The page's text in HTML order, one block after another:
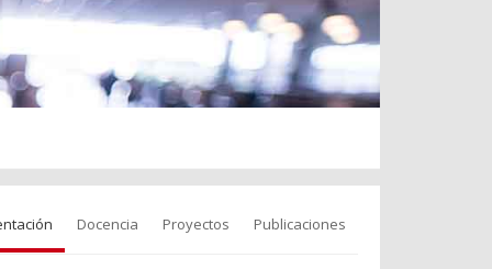
Docencia Proyectos Publicaciones